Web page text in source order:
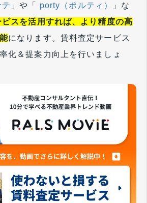
テ 」や「 porty（ポルティ）
」な
スを活用すれば、より精度の高
になります。賃料査定サービス
化＆提案力向上を行いましょ